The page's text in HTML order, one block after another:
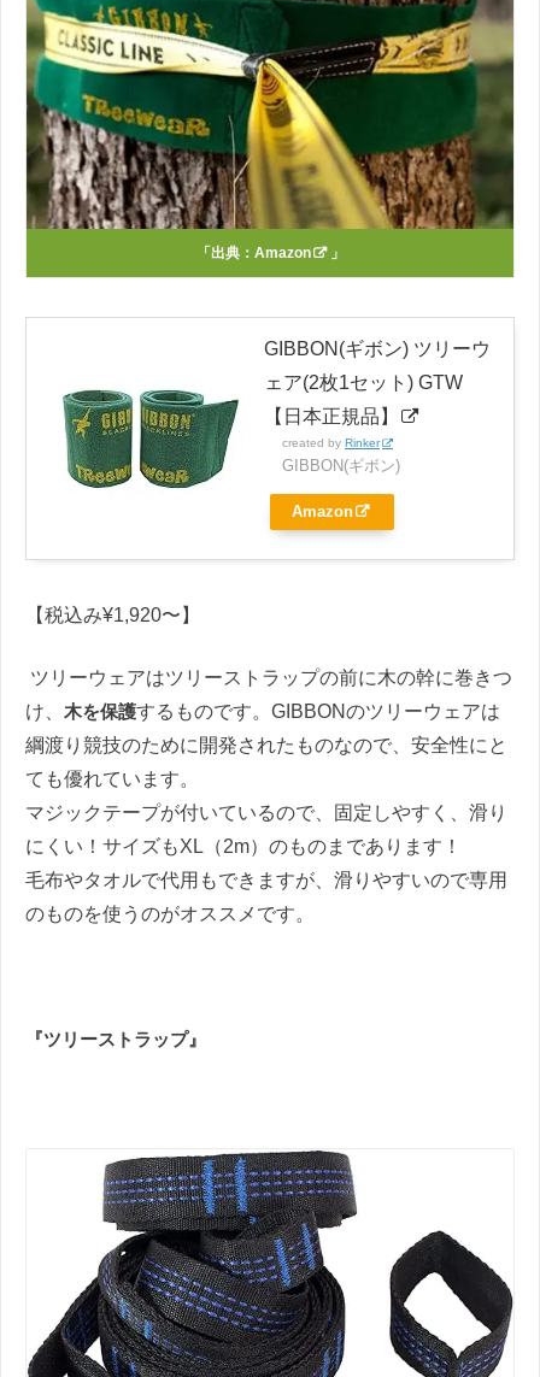
「出典： Amazon 」
GIBBON(ギボン) ツリーウ
ェア(2枚1セット) GTW
【日本正規品】
created by Rinker
GIBBON(ギボン)
Amazon
【税込み¥1,920〜】
ツリーウェアはツリーストラップの前に木の幹に巻きつ
け、 木を保護するものです。GIBBONのツリーウェアは
綱渡り競技のために開発されたものなので、安全性にと
ても優れています。
マジックテープが付いているので、固定しやすく、滑り
にくい！サイズもXL（2m）のものまであります！
毛布やタオルで代用もできますが、滑りやすいので専用
のものを使うのがオススメです。
『ツリーストラップ』